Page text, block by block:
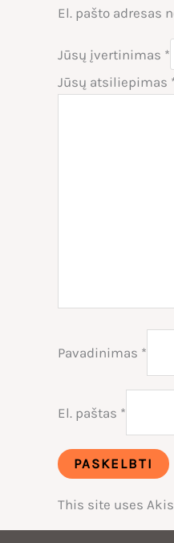
El. pašto adresas
Jūsų įvertinimas *
Jūsų atsiliepimas
Pavadinimas *
El. paštas *
This site uses